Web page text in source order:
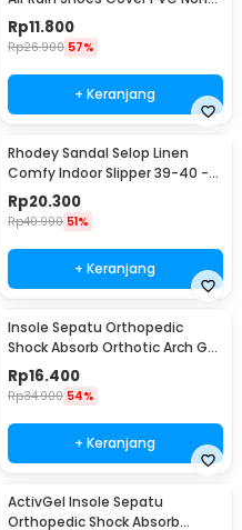
Slip Strap XL 42-43 - H-101
Rp11.800
Rp26.900 57%
+ Keranjang
Rhodey Sandal Selop Linen
Comfy Indoor Slipper 39-40 -
YT22
Rp20.300
Rp40.900 51%
+ Keranjang
Insole Sepatu Orthopedic
Shock Absorb Orthotic Arch Gel
Foam S - ZYD17
Rp16.400
Rp34.900 54%
+ Keranjang
ActivGel Insole Sepatu
Orthopedic Shock Absorb